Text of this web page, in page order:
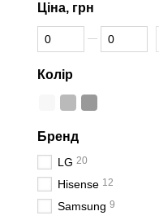
Ціна, грн
Від Ціна, грн
До Ціна, грн
Колір
Бренд
LG 20
Hisense 12
Samsung 9